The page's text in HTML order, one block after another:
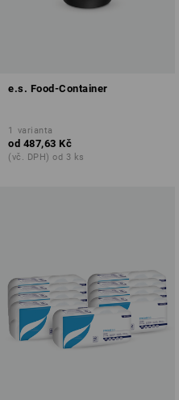
e.s. Food-Container
1 varianta
od 487,63 Kč
(vč. DPH) od 3 ks